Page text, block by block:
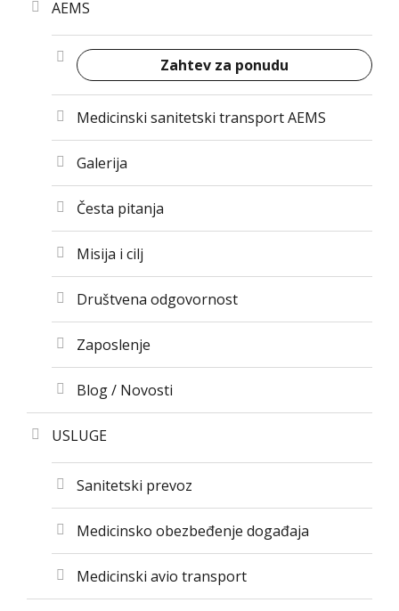
AEMS
Zahtev za ponudu
Medicinski sanitetski transport AEMS
Galerija
Česta pitanja
Misija i cilj
Društvena odgovornost
Zaposlenje
Blog / Novosti
USLUGE
Sanitetski prevoz
Medicinsko obezbeđenje događaja
Medicinski avio transport